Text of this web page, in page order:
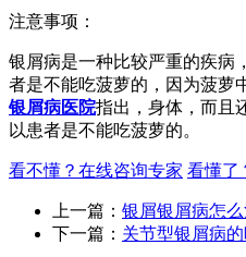
注意事项：
银屑病是一种比较严重的疾病
者是不能吃菠萝的，因为菠萝
银屑病医院指出，身体，而且
以患者是不能吃菠萝的。
看不懂？在线咨询专家 看懂了
上一篇： 银屑银屑病怎
下一篇： 关节型银屑病的